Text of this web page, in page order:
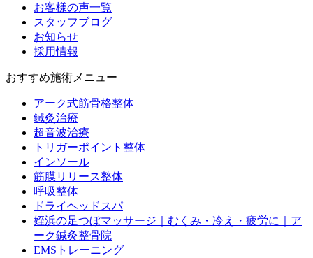
お客様の声一覧
スタッフブログ
お知らせ
採用情報
おすすめ施術メニュー
アーク式筋骨格整体
鍼灸治療
超音波治療
トリガーポイント整体
インソール
筋膜リリース整体
呼吸整体
ドライヘッドスパ
姪浜の足つぼマッサージ｜むくみ・冷え・疲労に｜ア
ーク鍼灸整骨院
EMSトレーニング